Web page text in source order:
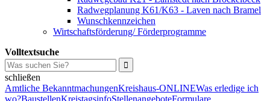
Radwegplanung K61/K63 - Laven nach Bramel
Wunschkennzeichen
Wirtschaftsförderung/ Förderprogramme
Volltextsuche
schließen
Amtliche BekanntmachungenKreishaus-ONLINEWas erledige ich
wo?BaustellenKreistagsinfoStellenangeboteFormulare